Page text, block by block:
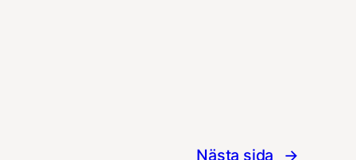
Nästa sida →